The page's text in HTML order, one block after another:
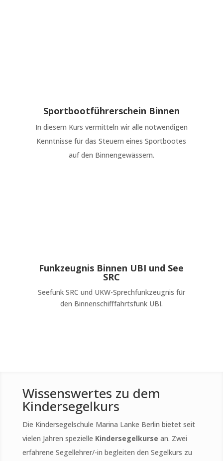
Sportbootführerschein Binnen
In diesem Kurs vermitteln wir alle notwendigen
Kenntnisse für das Steuern eines Sportbootes
auf den Binnengewässern.
Funkzeugnis Binnen UBI und See
SRC
Seefunk SRC und UKW-Sprechfunkzeugnis für
den Binnenschifffahrtsfunk UBI.
Wissenswertes zu dem
Kindersegelkurs
Die Kindersegelschule Marina Lanke Berlin bietet seit
vielen Jahren spezielle Kindersegelkurse an. Zwei
erfahrene Segellehrer/-in begleiten den Segelkurs zu